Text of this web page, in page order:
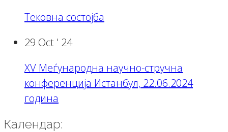
Тековна состојба
29 Oct ' 24
XV Меѓународна научно-стручна
конференција Истанбул, 22.06.2024
година
Календар: